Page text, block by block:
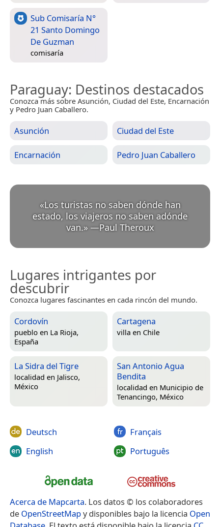
Sub Comisaría N°
21 Santo Domingo
De Guzman
comisaría
Paraguay: Destinos destacados
Conozca más sobre Asunción, Ciudad del Este, Encarnación
y Pedro Juan Caballero.
Asunción Ciudad del Este
Encarnación Pedro Juan Caballero
«Los turistas no saben dónde han
estado, los viajeros no saben adónde
van.» —Paul Theroux
Lugares intrigantes por
descubrir
Conozca lugares fascinantes en cada rincón del mundo.
Cordovín
pueblo en La Rioja,
España
Cartagena
villa en Chile
La Sidra del Tigre
localidad en Jalisco,
México
San Antonio Agua
Bendita
localidad en Municipio de
Tenancingo, México
Deutsch
English
Français
Português
Acerca de Mapcarta. Los datos © los colaboradores
de OpenStreetMapy disponibles bajo la licencia Open